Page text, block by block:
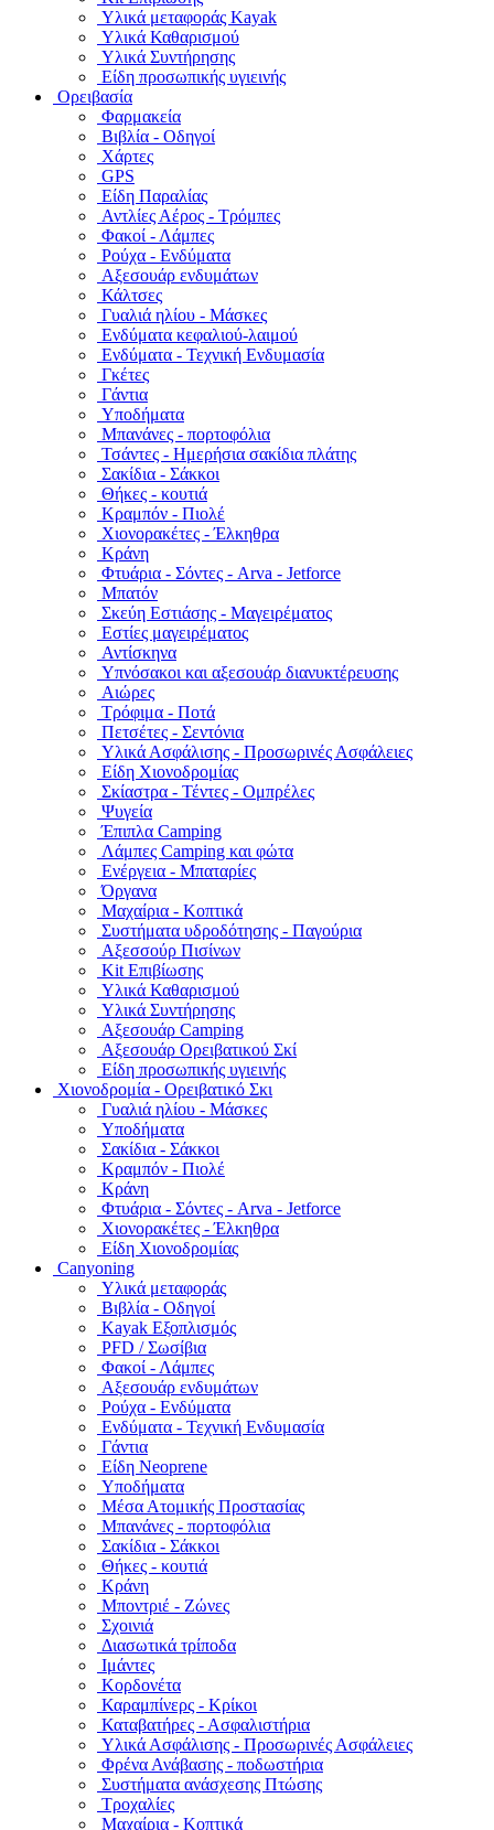
Υλικά μεταφοράς Kayak
Υλικά Καθαρισμού
Υλικά Συντήρησης
Είδη προσωπικής υγιεινής
Ορειβασία
Φαρμακεία
Βιβλία - Οδηγοί
Χάρτες
GPS
Είδη Παραλίας
Αντλίες Αέρος - Τρόμπες
Φακοί - Λάμπες
Ρούχα - Ενδύματα
Αξεσουάρ ενδυμάτων
Κάλτσες
Γυαλιά ηλίου - Μάσκες
Ενδύματα κεφαλιού-λαιμού
Ενδύματα - Τεχνική Ενδυμασία
Γκέτες
Γάντια
Υποδήματα
Μπανάνες - πορτοφόλια
Τσάντες - Ημερήσια σακίδια πλάτης
Σακίδια - Σάκκοι
Θήκες - κουτιά
Κραμπόν - Πιολέ
Χιονορακέτες - Έλκηθρα
Κράνη
Φτυάρια - Σόντες - Arva - Jetforce
Μπατόν
Σκεύη Εστιάσης - Μαγειρέματος
Εστίες μαγειρέματος
Αντίσκηνα
Υπνόσακοι και αξεσουάρ διανυκτέρευσης
Αιώρες
Τρόφιμα - Ποτά
Πετσέτες - Σεντόνια
Υλικά Ασφάλισης - Προσωρινές Ασφάλειες
Είδη Χιονοδρομίας
Σκίαστρα - Τέντες - Ομπρέλες
Ψυγεία
Έπιπλα Camping
Λάμπες Camping και φώτα
Ενέργεια - Μπαταρίες
Όργανα
Μαχαίρια - Κοπτικά
Συστήματα υδροδότησης - Παγούρια
Αξεσσούρ Πισίνων
Kit Επιβίωσης
Υλικά Καθαρισμού
Υλικά Συντήρησης
Αξεσουάρ Camping
Αξεσουάρ Ορειβατικού Σκί
Είδη προσωπικής υγιεινής
Χιονοδρομία - Ορειβατικό Σκι
Γυαλιά ηλίου - Μάσκες
Υποδήματα
Σακίδια - Σάκκοι
Κραμπόν - Πιολέ
Κράνη
Φτυάρια - Σόντες - Arva - Jetforce
Χιονορακέτες - Έλκηθρα
Είδη Χιονοδρομίας
Canyoning
Υλικά μεταφοράς
Βιβλία - Οδηγοί
Kayak Εξοπλισμός
PFD / Σωσίβια
Φακοί - Λάμπες
Αξεσουάρ ενδυμάτων
Ρούχα - Ενδύματα
Ενδύματα - Τεχνική Ενδυμασία
Γάντια
Είδη Neoprene
Υποδήματα
Μέσα Ατομικής Προστασίας
Μπανάνες - πορτοφόλια
Σακίδια - Σάκκοι
Θήκες - κουτιά
Κράνη
Μποντριέ - Ζώνες
Σχοινιά
Διασωτικά τρίποδα
Ιμάντες
Κορδονέτα
Καραμπίνερς - Κρίκοι
Καταβατήρες - Ασφαλιστήρια
Υλικά Ασφάλισης - Προσωρινές Ασφάλειες
Φρένα Ανάβασης - ποδωστήρια
Συστήματα ανάσχεσης Πτώσης
Τροχαλίες
Μαχαίρια - Κοπτικά